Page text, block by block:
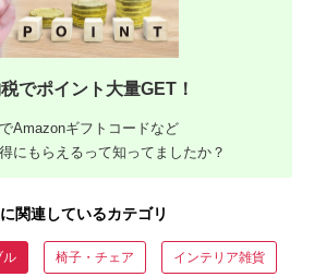
でポイント大量GET！
Amazonギフトコードなど
にもらえるって知ってましたか？
関連しているカテゴリ
ル 椅子・チェア インテリア雑貨